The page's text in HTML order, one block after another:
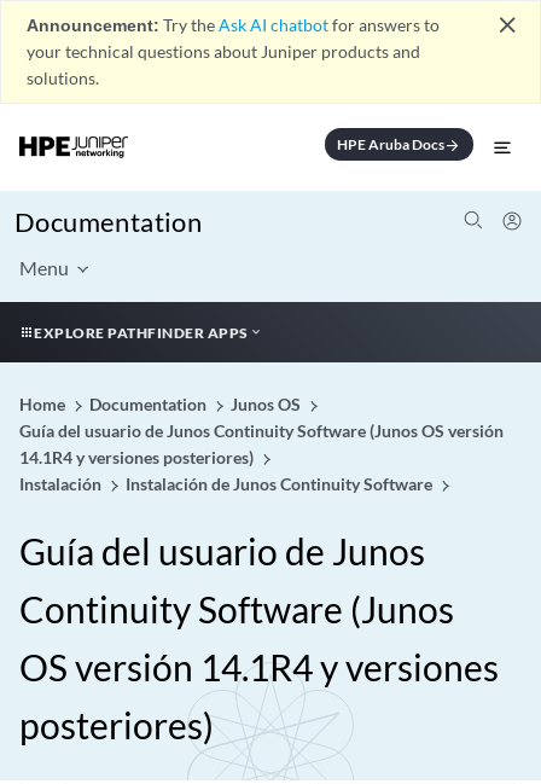
Announcement: Try theAsk AI chatbotfor answers to
your technical questions about Juniper products and
solutions.
close
HPE Aruba Docsarrow_forward
Documentation
Menu
EXPLORE PATHFINDER APPS
Home Documentation
Junos OS
Guía del usuario de Junos Continuity Software (Junos OS versión
14.1R4 y versiones posteriores)
Instalación
Instalación de Junos Continuity Software
Guía del usuario de Junos
Continuity Software (Junos
OS versión 14.1R4 y versiones
posteriores)